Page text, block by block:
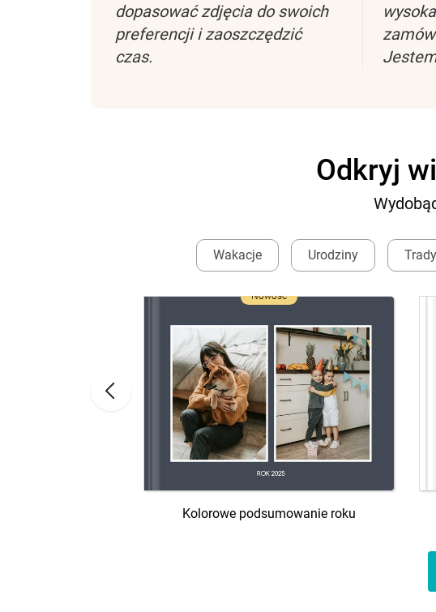
dopasować zdjęcia do swoich
preferencji i zaoszczędzić
czas.
Odkryj
Wakacje Urodziny
Nowość
Kolorowe podsumowanie roku